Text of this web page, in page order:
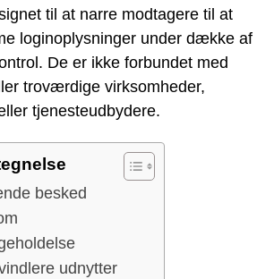
til at narre modtagere til at
loginoplysninger under dække af
De er ikke forbundet med
troværdige virksomheder,
tjenesteudbydere.
besked
udnytter